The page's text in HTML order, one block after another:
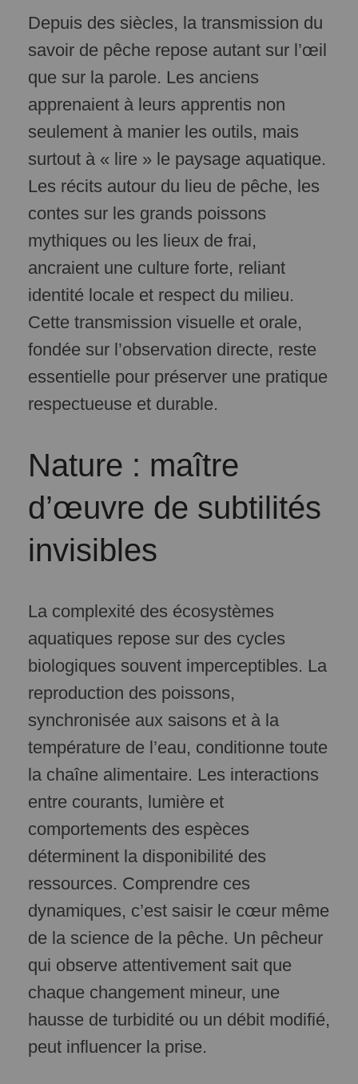
Depuis des siècles, la transmission du
savoir de pêche repose autant sur l’œil
que sur la parole. Les anciens
apprenaient à leurs apprentis non
seulement à manier les outils, mais
surtout à « lire » le paysage aquatique.
Les récits autour du lieu de pêche, les
contes sur les grands poissons
mythiques ou les lieux de frai,
ancraient une culture forte, reliant
identité locale et respect du milieu.
Cette transmission visuelle et orale,
fondée sur l’observation directe, reste
essentielle pour préserver une pratique
respectueuse et durable.
Nature : maître
d’œuvre de subtilités
invisibles
La complexité des écosystèmes
aquatiques repose sur des cycles
biologiques souvent imperceptibles. La
reproduction des poissons,
synchronisée aux saisons et à la
température de l’eau, conditionne toute
la chaîne alimentaire. Les interactions
entre courants, lumière et
comportements des espèces
déterminent la disponibilité des
ressources. Comprendre ces
dynamiques, c’est saisir le cœur même
de la science de la pêche. Un pêcheur
qui observe attentivement sait que
chaque changement mineur, une
hausse de turbidité ou un débit modifié,
peut influencer la prise.